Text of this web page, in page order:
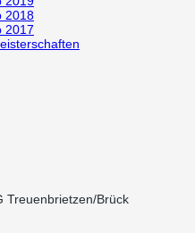
2018
2017
Treuenbrietzen/Brück